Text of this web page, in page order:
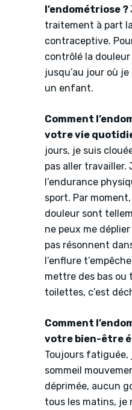
l’endométriose ?
traitement à part
contraceptive.
contrôlé la
jusqu’au jour où
un enfant.
Comment
votre vie
jours, je suis
pas aller travailler.
l’endurance
sport. Par
douleur sont
ne peux me
pas résonnent
l’enflure
mettre des bas ou
toilettes, c’est
Comment
votre bien-être
Toujours fatiguée,
sommeil
déprimée, aucun
tous les matins, je